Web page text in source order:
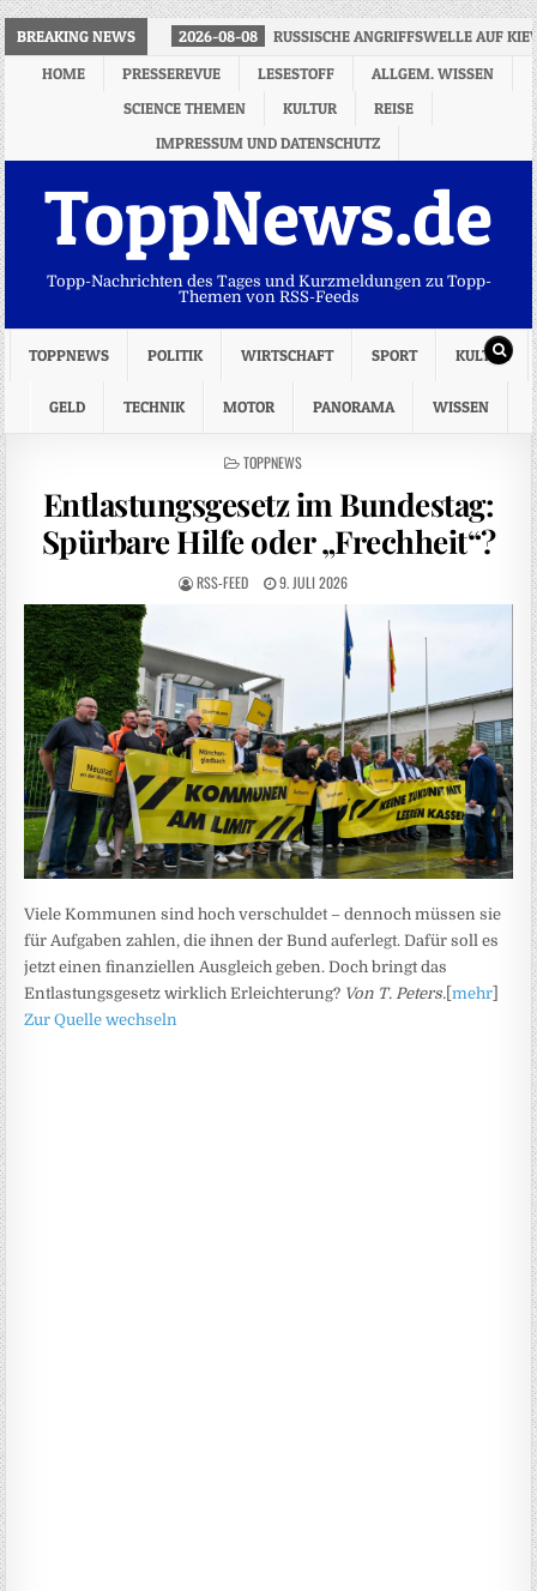
BREAKING NEWS 2026-08-08
RUSSISCHE ANGRIFFSWELLE AUF
HOME
PRESSEREVUE LESESTOFF
ALLGEM. WISSEN
SCIENCE THEMEN
KULTUR
REISE
IMPRESSUM UND DATENSCHUTZ
ToppNews.de
Topp-Nachrichten des Tages und Kurzmeldungen zu Topp-
Themen von RSS-Feeds
TOPPNEWS POLITIK WIRTSCHAFT SPORT KULTUR
GELD TECHNIK MOTOR PANORAMA WISSEN
POSTED
TOPPNEWS
Entlastungsgesetz im Bundestag:
Spürbare Hilfe oder „Frechheit“?
RSS-FEED 9. JULI 2026
Viele Kommunen sind hoch verschuldet – dennoch müssen sie
für Aufgaben zahlen, die ihnen der Bund auferlegt. Dafür soll es
jetzt einen finanziellen Ausgleich geben. Doch bringt das
Entlastungsgesetz wirklich Erleichterung? Von T. Peters. [mehr
Zur Quelle wechseln